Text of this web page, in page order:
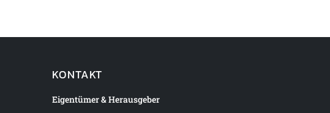
KONTAKT
Eigentümer & Herausgeber